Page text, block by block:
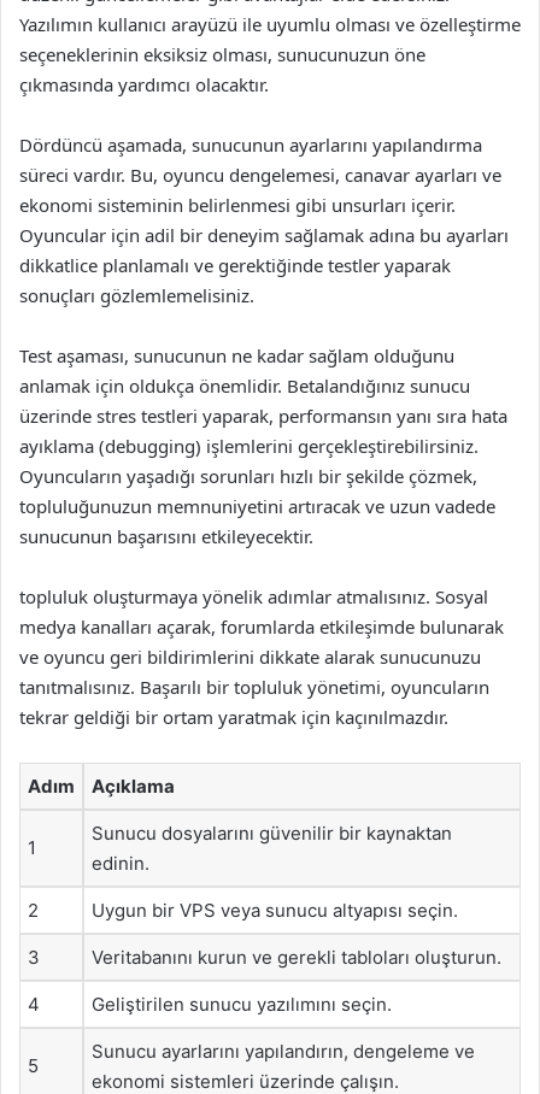
Yazılımın kullanıcı arayüzü ile uyumlu olması ve özelleştirme
seçeneklerinin eksiksiz olması, sunucunuzun öne
çıkmasında yardımcı olacaktır.
Dördüncü aşamada, sunucunun ayarlarını yapılandırma
süreci vardır. Bu, oyuncu dengelemesi, canavar ayarları ve
ekonomi sisteminin belirlenmesi gibi unsurları içerir.
Oyuncular için adil bir deneyim sağlamak adına bu ayarları
dikkatlice planlamalı ve gerektiğinde testler yaparak
sonuçları gözlemlemelisiniz.
Test aşaması, sunucunun ne kadar sağlam olduğunu
anlamak için oldukça önemlidir. Betalandığınız sunucu
üzerinde stres testleri yaparak, performansın yanı sıra hata
ayıklama (debugging) işlemlerini gerçekleştirebilirsiniz.
Oyuncuların yaşadığı sorunları hızlı bir şekilde çözmek,
topluluğunuzun memnuniyetini artıracak ve uzun vadede
sunucunun başarısını etkileyecektir.
topluluk oluşturmaya yönelik adımlar atmalısınız. Sosyal
medya kanalları açarak, forumlarda etkileşimde bulunarak
ve oyuncu geri bildirimlerini dikkate alarak sunucunuzu
tanıtmalısınız. Başarılı bir topluluk yönetimi, oyuncuların
tekrar geldiği bir ortam yaratmak için kaçınılmazdır.
Adım Açıklama
1
Sunucu dosyalarını güvenilir bir kaynaktan
edinin.
2 Uygun bir VPS veya sunucu altyapısı seçin.
3 Veritabanını kurun ve gerekli tabloları oluşturun.
4 Geliştirilen sunucu yazılımını seçin.
5
Sunucu ayarlarını yapılandırın, dengeleme ve
ekonomi sistemleri üzerinde çalışın.